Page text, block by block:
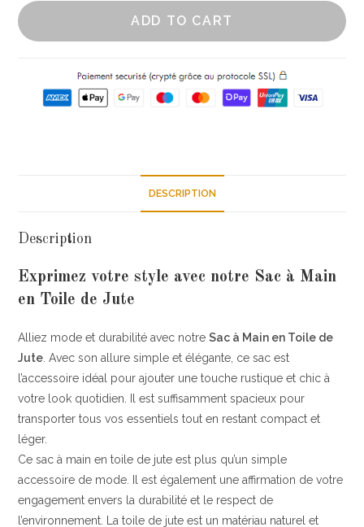
main
en
quantity
ADD TO CART
DESCRIPTION
Description
Exprimez votre style avec notre Sac à Main
en Toile de Jute
Alliez mode et durabilité avec notreSac à Main en Toile de
Jute. Avec son allure simple et élégante, ce sac est
l’accessoire idéal pour ajouter une touche rustique et chic à
votre look quotidien. Il est suffisamment spacieux pour
transporter tous vos essentiels tout en restant compact et
léger.
Ce sac à main en toile de jute est plus qu’un simple
accessoire de mode. Il est également une affirmation de votre
engagement envers la durabilité et le respect de
l’environnement. La toile de jute est un matériau naturel et